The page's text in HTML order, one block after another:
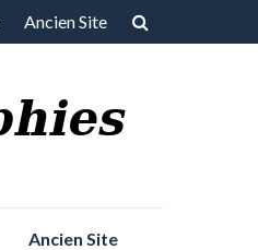
Ancien Site
Ancien Site